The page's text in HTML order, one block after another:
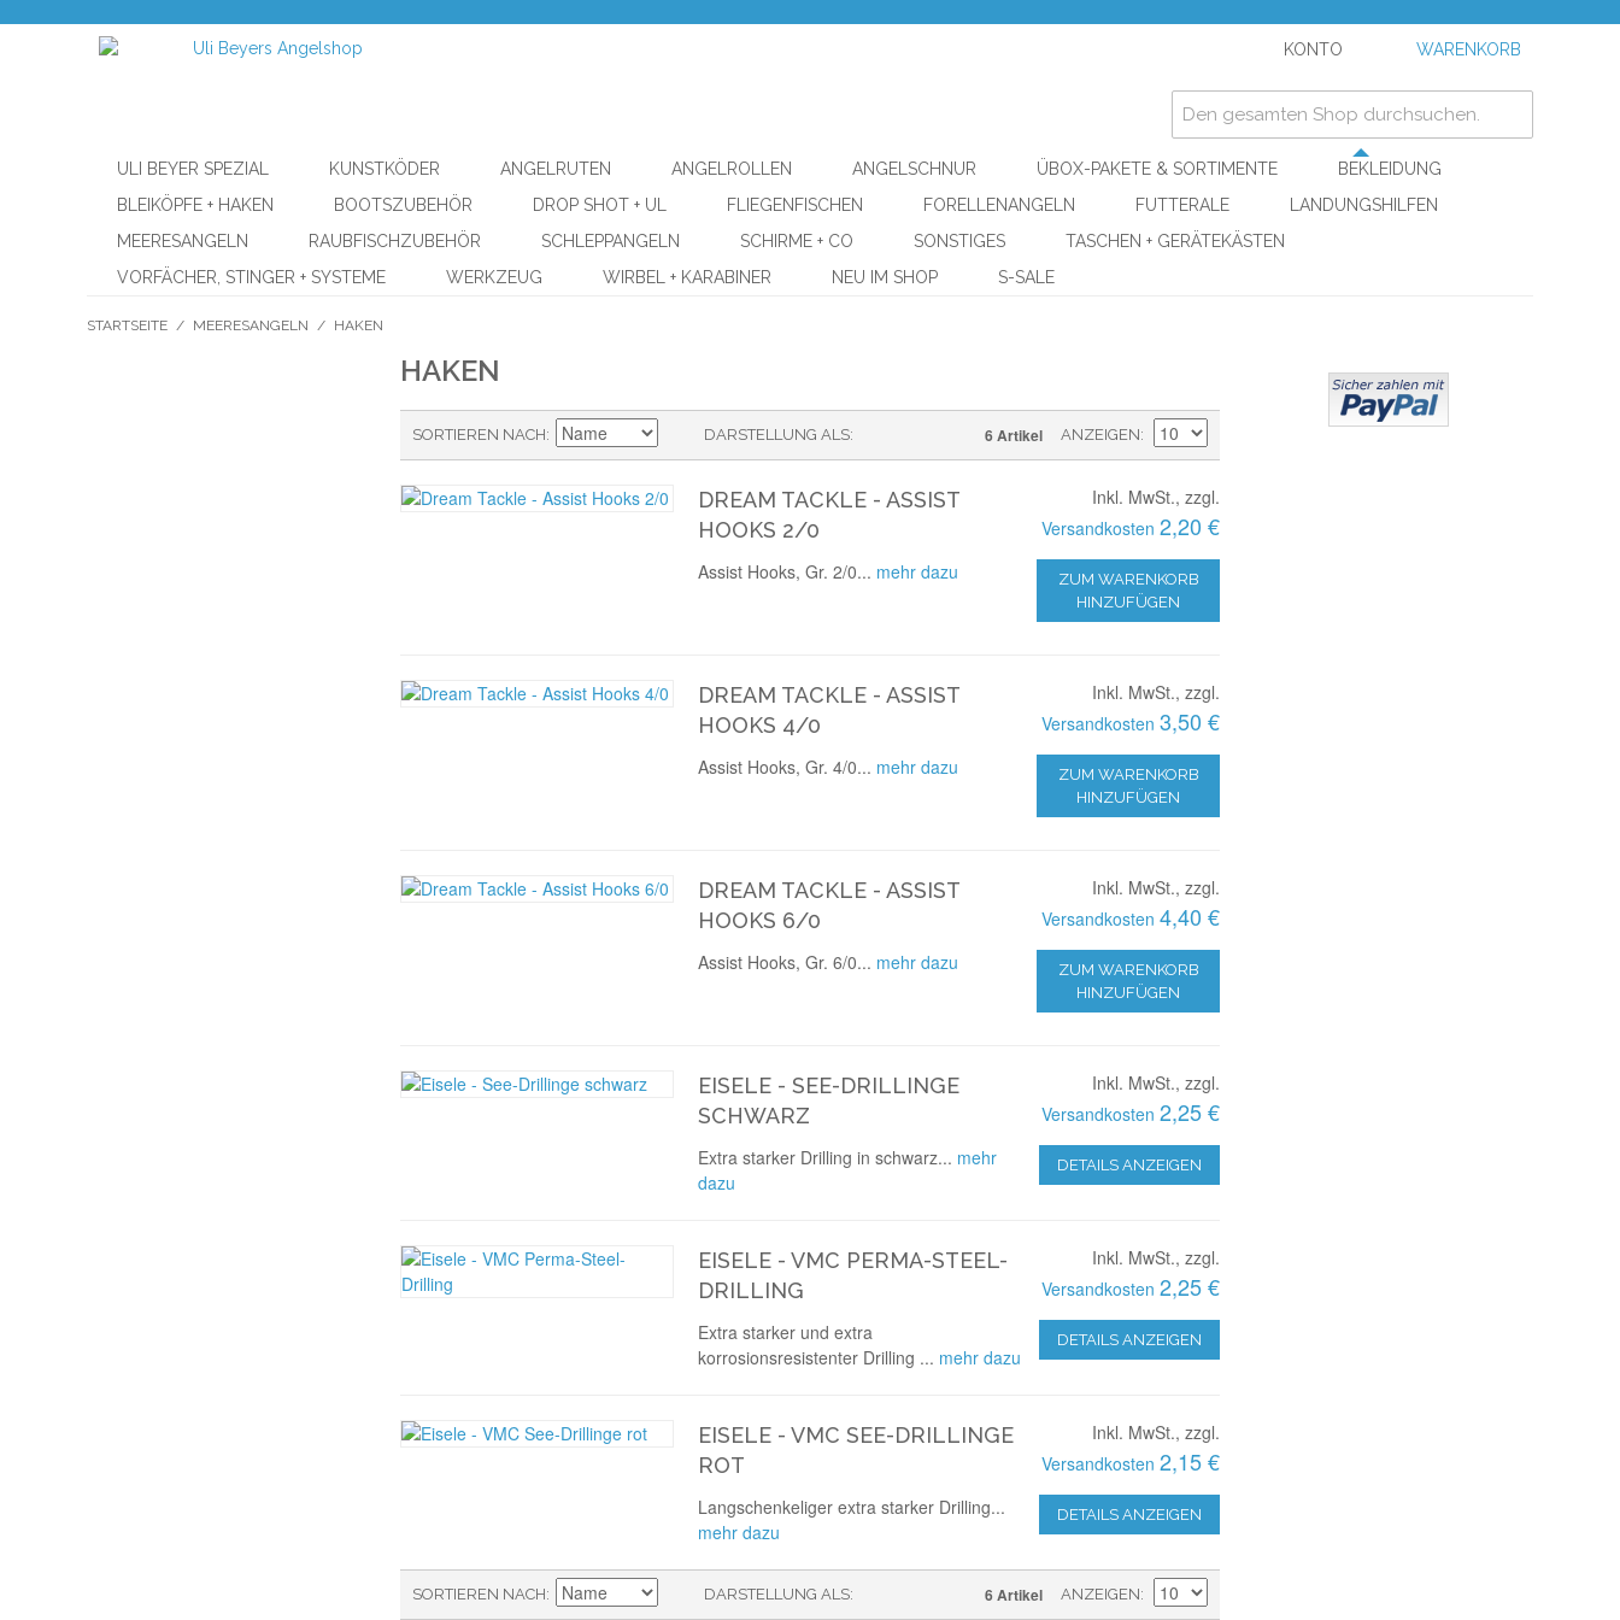
KONTO WARENKORB
ULI BEYER SPEZIAL KUNSTKÖDER ANGELRUTEN ANGELROLLEN ANGELSCHNUR ÜBOX-PAKETE & SORTIMENTE
BEKLEIDUNG
BLEIKÖPFE + HAKEN
BOOTSZUBEHÖR DROP SHOT + UL FLIEGENFISCHEN FORELLENANGELN FUTTERALE
LANDUNGSHILFEN
MEERESANGELN
RAUBFISCHZUBEHÖR SCHLEPPANGELN SCHIRME + CO SONSTIGES
TASCHEN + GERÄTEKÄSTEN
VORFÄCHER, STINGER + SYSTEME
WERKZEUG WIRBEL + KARABINER NEU IM SHOP S-SALE
STARTSEITE / MEERESANGELN / HAKEN
HAKEN
DARSTELLUNG ALS
SORTIEREN NACH 6 Artikel ANZEIGEN
DREAM TACKLE - ASSIST
HOOKS 2/0
Inkl. MwSt., zzgl.
Versandkosten 2,20 €
ZUM WARENKORB
HINZUFÜGEN
Assist Hooks, Gr. 2/0... mehr dazu
DREAM TACKLE - ASSIST
HOOKS 4/0
Inkl. MwSt., zzgl.
Versandkosten 3,50 €
ZUM WARENKORB
HINZUFÜGEN
Assist Hooks, Gr. 4/0... mehr dazu
DREAM TACKLE - ASSIST
HOOKS 6/0
Inkl. MwSt., zzgl.
Versandkosten 4,40 €
ZUM WARENKORB
HINZUFÜGEN
Assist Hooks, Gr. 6/0... mehr dazu
EISELE - SEE-DRILLINGE
SCHWARZ
Inkl. MwSt., zzgl.
Versandkosten 2,25 €
DETAILS ANZEIGEN
Extra starker Drilling in schwarz... mehr
dazu
EISELE - VMC PERMA-STEEL-
DRILLING
Inkl. MwSt., zzgl.
Versandkosten 2,25 €
DETAILS ANZEIGEN
Extra starker und extra
korrosionsresistenter Drilling ... mehr dazu
EISELE - VMC SEE-DRILLINGE
ROT
Inkl. MwSt., zzgl.
Versandkosten 2,15 €
DETAILS ANZEIGEN
Langschenkeliger extra starker Drilling...
mehr dazu
DARSTELLUNG ALS
SORTIEREN NACH 6 Artikel ANZEIGEN